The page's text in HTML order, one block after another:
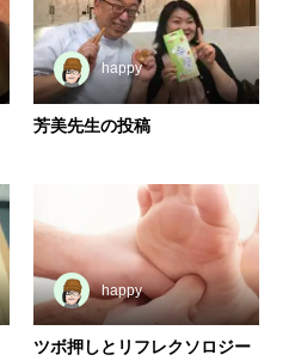
happy
芳美先生の投稿
happy
ツボ押しとリフレクソロジー